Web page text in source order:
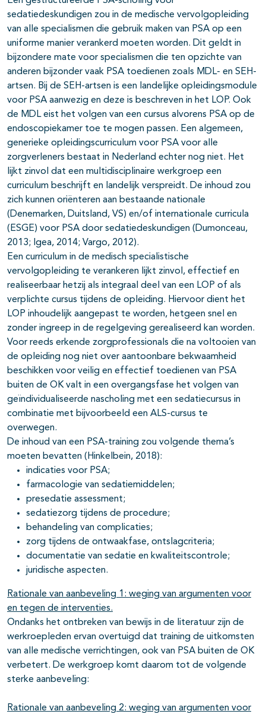
sedatiedeskundigen zou in de medische vervolgopleiding
van alle specialismen die gebruik maken van PSA op een
uniforme manier verankerd moeten worden. Dit geldt in
bijzondere mate voor specialismen die ten opzichte van
anderen bijzonder vaak PSA toedienen zoals MDL- en SEH-
artsen. Bij de SEH-artsen is een landelijke opleidingsmodule
voor PSA aanwezig en deze is beschreven in het LOP. Ook
de MDL eist het volgen van een cursus alvorens PSA op de
endoscopiekamer toe te mogen passen. Een algemeen,
generieke opleidingscurriculum voor PSA voor alle
zorgverleners bestaat in Nederland echter nog niet. Het
lijkt zinvol dat een multidisciplinaire werkgroep een
curriculum beschrijft en landelijk verspreidt. De inhoud zou
zich kunnen oriënteren aan bestaande nationale
(Denemarken, Duitsland, VS) en/of internationale curricula
(ESGE) voor PSA door sedatiedeskundigen (Dumonceau,
2013; Igea, 2014; Vargo, 2012).
Een curriculum in de medisch specialistische
vervolgopleiding te verankeren lijkt zinvol, effectief en
realiseerbaar hetzij als integraal deel van een LOP of als
verplichte cursus tijdens de opleiding. Hiervoor dient het
LOP inhoudelijk aangepast te worden, hetgeen snel en
zonder ingreep in de regelgeving gerealiseerd kan worden.
Voor reeds erkende zorgprofessionals die na voltooien van
de opleiding nog niet over aantoonbare bekwaamheid
beschikken voor veilig en effectief toedienen van PSA
buiten de OK valt in een overgangsfase het volgen van
geïndividualiseerde nascholing met een sedatiecursus in
combinatie met bijvoorbeeld een ALS-cursus te
overwegen.
De inhoud van een PSA-training zou volgende thema’s
moeten bevatten (Hinkelbein, 2018):
indicaties voor PSA;
farmacologie van sedatiemiddelen;
presedatie assessment;
sedatiezorg tijdens de procedure;
behandeling van complicaties;
zorg tijdens de ontwaakfase, ontslagcriteria;
documentatie van sedatie en kwaliteitscontrole;
juridische aspecten.
Rationale van aanbeveling 1: weging van argumenten voor
en tegen de interventies.
Ondanks het ontbreken van bewijs in de literatuur zijn de
werkroepleden ervan overtuigd dat training de uitkomsten
van alle medische verrichtingen, ook van PSA buiten de OK
verbetert. De werkgroep komt daarom tot de volgende
sterke aanbeveling:
Rationale van aanbeveling 2: weging van argumenten voor